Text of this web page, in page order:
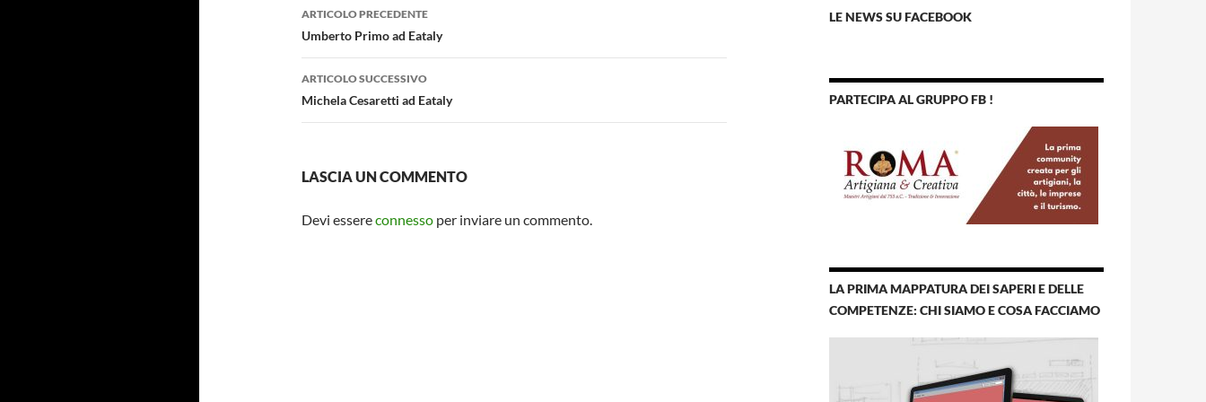
Navigazione
articolo
ARTICOLO PRECEDENTE
Umberto Primo ad Eataly
ARTICOLO SUCCESSIVO
Michela Cesaretti ad Eataly
LASCIA UN COMMENTO
Devi essereconnesso per inviare un commento.
LE NEWS SU FACEBOOK
PARTECIPA AL GRUPPO FB !
LA PRIMA MAPPATURA DEI SAPERI E DELLE
COMPETENZE: CHI SIAMO E COSA FACCIAMO